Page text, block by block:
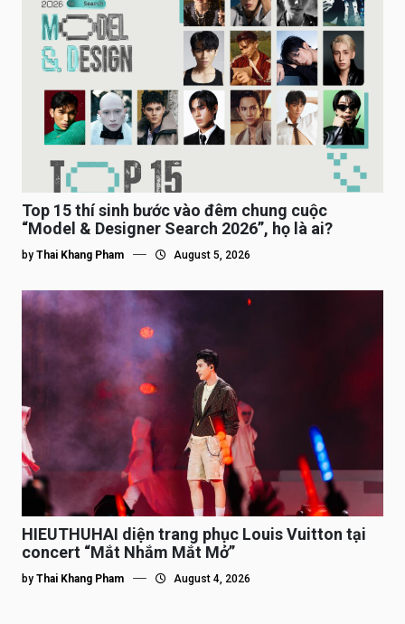
Top 15 thí sinh bước vào đêm chung cuộc
“Model & Designer Search 2026”, họ là ai?
by Thai Khang Pham August 5, 2026
HIEUTHUHAI diện trang phục Louis Vuitton tại
concert “Mắt Nhắm Mắt Mở”
by Thai Khang Pham August 4, 2026